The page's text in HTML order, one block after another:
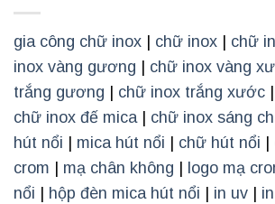
gia công chữ inox chữ inox chữ
inox vàng gương
chữ inox vàng
trắng gương
chữ inox trắng xước
chữ inox đế mica| chữ inox sáng
hút nổi
mica hút nổi chữ hút nổi
crom
mạ chân không logo mạ
nổi
hộp đèn mica hút nổi in uv